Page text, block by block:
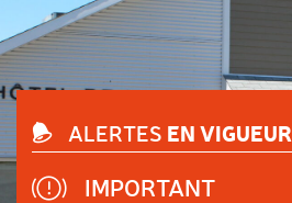
ALERTES EN VIGUEUR
IMPORTANT